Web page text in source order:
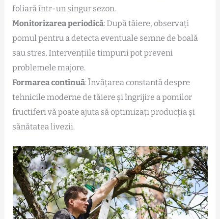
foliară într-un singur sezon.
Monitorizarea periodică: După tăiere, observați
pomul pentru a detecta eventuale semne de boală
sau stres. Intervențiile timpurii pot preveni
problemele majore.
Formarea continuă: Învățarea constantă despre
tehnicile moderne de tăiere și îngrijire a pomilor
fructiferi vă poate ajuta să optimizați producția și
sănătatea livezii.